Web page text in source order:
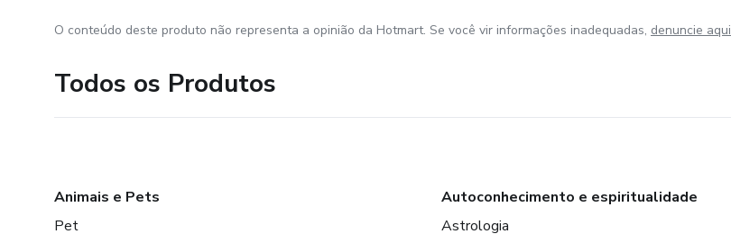
O conteúdo deste produto não representa a opinião da Hotmart. Se você vir informações inadequadas, denuncie aqui
Todos os Produtos
Animais e Pets
Pet
Autoconhecimento e espiritualidade
Astrologia